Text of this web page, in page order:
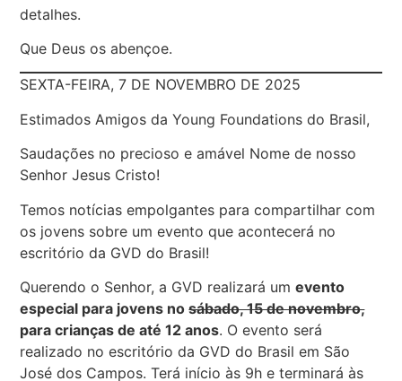
detalhes.
Que Deus os abençoe.
SEXTA-FEIRA, 7 DE NOVEMBRO DE 2025
Estimados Amigos da Young Foundations do Brasil,
Saudações no precioso e amável Nome de nosso
Senhor Jesus Cristo!
Temos notícias empolgantes para compartilhar com
os jovens sobre um evento que acontecerá no
escritório da GVD do Brasil!
Querendo o Senhor, a GVD realizará umevento
especial para jovens nosábado, 15 de novembro,
para crianças de até 12 anos. O evento será
realizado no escritório da GVD do Brasil em São
José dos Campos. Terá início às 9h e terminará às